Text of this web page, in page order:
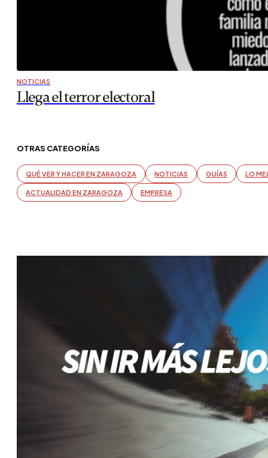
NOTICIAS
Llega el terror electoral
OTRAS CATEGORÍAS
QUÉ VER Y HACER EN ZARAGOZA NOTICIAS GUÍAS LO
ACTUALIDAD EN ZARAGOZA EMPRESA